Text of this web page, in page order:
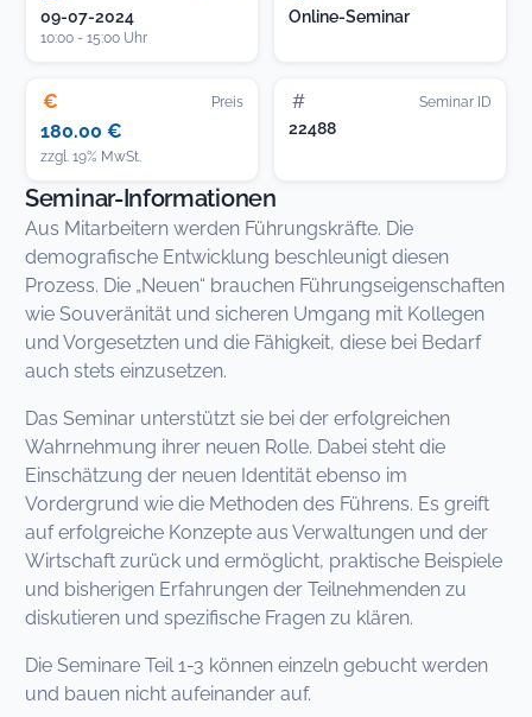
09-07-2024
10:00 - 15:00 Uhr
Online-Seminar
€ Preis
180.00 €
zzgl. 19% MwSt.
# Seminar ID
22488
Seminar-Informationen
Aus Mitarbeitern werden Führungskräfte. Die
demografische Entwicklung beschleunigt diesen
Prozess. Die „Neuen“ brauchen Führungseigenschaften
wie Souveränität und sicheren Umgang mit Kollegen
und Vorgesetzten und die Fähigkeit, diese bei Bedarf
auch stets einzusetzen.
Das Seminar unterstützt sie bei der erfolgreichen
Wahrnehmung ihrer neuen Rolle. Dabei steht die
Einschätzung der neuen Identität ebenso im
Vordergrund wie die Methoden des Führens. Es greift
auf erfolgreiche Konzepte aus Verwaltungen und der
Wirtschaft zurück und ermöglicht, praktische Beispiele
und bisherigen Erfahrungen der Teilnehmenden zu
diskutieren und spezifische Fragen zu klären.
Die Seminare Teil 1-3 können einzeln gebucht werden
und bauen nicht aufeinander auf.